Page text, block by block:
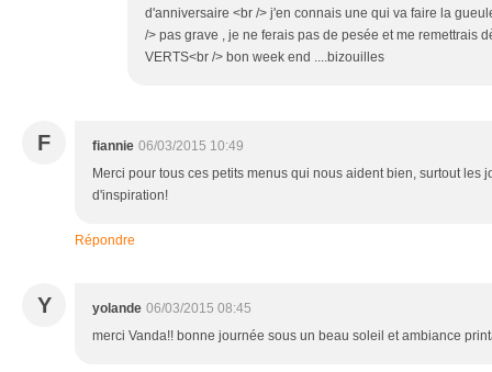
d'anniversaire <br /> j'en connais une qui va faire la
/> pas grave , je ne ferais pas de pesée et me remettrais
VERTS<br /> bon week end ....bizouilles
F fiannie 06/03/2015 10:49
Merci pour tous ces petits menus qui nous aident bien, surtout les
d'inspiration!
Répondre
Y yolande 06/03/2015 08:45
merci Vanda!! bonne journée sous un beau soleil et ambiance